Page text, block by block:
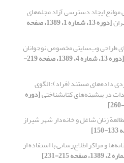
ایجاد دسترسی آزاد مجله‌های
[دوره 13، شماره 1، 1389، صفحه
طراحی وب‌سایتی مخصوص نوجوانان
[دوره 13، شماره 4، 1389، صفحه 219-
داده‌های مستند (فراد): الگوی
در پیشینه‌های کتابشناختی[دوره
زنان شاغل و خانه‌دار شهر شیراز
و مراکز اطلاع‌رسانی با استفاده از